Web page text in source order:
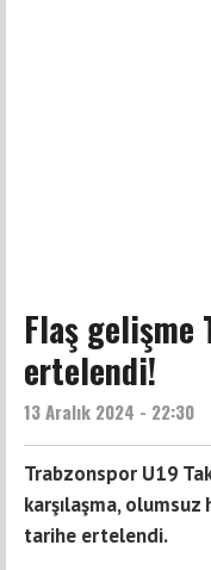
Flaş gelişme
ertelendi!
13 Aralık 2024 - 22:30
Trabzonspor U19
karşılaşma,
tarihe ertelendi.